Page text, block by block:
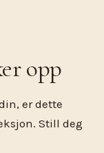
opp
er dette
Still deg